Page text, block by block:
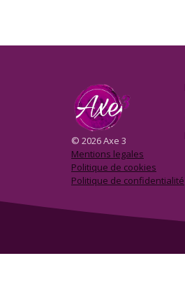
© 2026 Axe 3
Mentions legales
Politique de cookies
Politique de confidentialité